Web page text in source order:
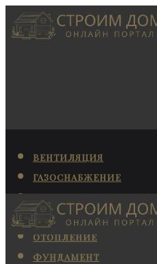
ВЕНТИЛЯЦИЯ
ГАЗОСНАБЖЕНИЕ
КАНАЛИЗАЦИЯ
ОТОПЛЕНИЕ
ФУНДАМЕНТ